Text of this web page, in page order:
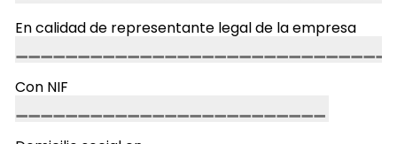
En calidad de representante legal de la empresa
Con NIF